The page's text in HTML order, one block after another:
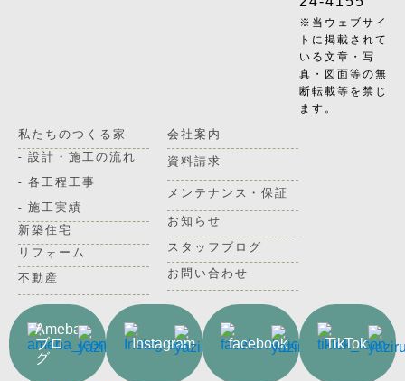
※当ウェブサイ
トに掲載されて
いる文章・写
真・図面等の無
断転載等を禁じ
ます。
私たちのつくる家
- 設計・施工の流れ
- 各工程工事
- 施工実績
新築住宅
リフォーム
不動産
会社案内
資料請求
メンテナンス・保証
お知らせ
スタッフブログ
お問い合わせ
Ameba
ブロ
グ
Instagram facebook TikTok